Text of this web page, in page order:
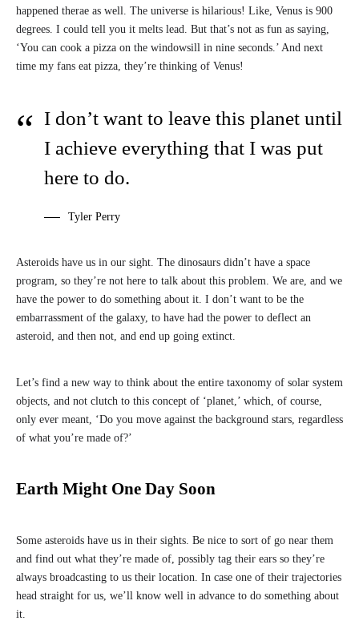
happened therae as well. The universe is hilarious! Like, Venus is 900
degrees. I could tell you it melts lead. But that’s not as fun as saying,
‘You can cook a pizza on the windowsill in nine seconds.’ And next
time my fans eat pizza, they’re thinking of Venus!
I don’t want to leave this planet until
I achieve everything that I was put
here to do.
Tyler Perry
Asteroids have us in our sight. The dinosaurs didn’t have a space
program, so they’re not here to talk about this problem. We are, and we
have the power to do something about it. I don’t want to be the
embarrassment of the galaxy, to have had the power to deflect an
asteroid, and then not, and end up going extinct.
Let’s find a new way to think about the entire taxonomy of solar system
objects, and not clutch to this concept of ‘planet,’ which, of course,
only ever meant, ‘Do you move against the background stars, regardless
of what you’re made of?’
Earth Might One Day Soon
Some asteroids have us in their sights. Be nice to sort of go near them
and find out what they’re made of, possibly tag their ears so they’re
always broadcasting to us their location. In case one of their trajectories
head straight for us, we’ll know well in advance to do something about
it.